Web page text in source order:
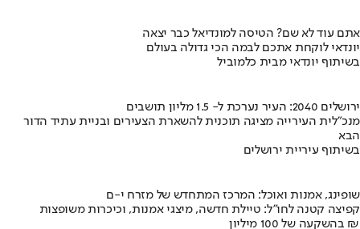
אתם עוד לא שם? הטיסה למונדיאל כבר יצאה
יונדאי לוקחת אתכם לבמה הכי גדולה בעולם
בשיתוף יונדאי מבית כלמוביל
ירושלים 2040: העיר נערכת ל- 1.5 מליון תושבים
מנכ"לית העירייה מציגה תוכנית להשארת הצעירים ובניית עתיד הדור
הבא
בשיתוף עיריית ירושלים
שופינג, אמנות ואוכל: המרכז המתחדש של מזרח י-ם
קפיצה קטנה לחו"ל: טיילת חדשה, מיצגי אמנות, וכיכרות משופצות
בהשקעה של 100 מיליון ₪